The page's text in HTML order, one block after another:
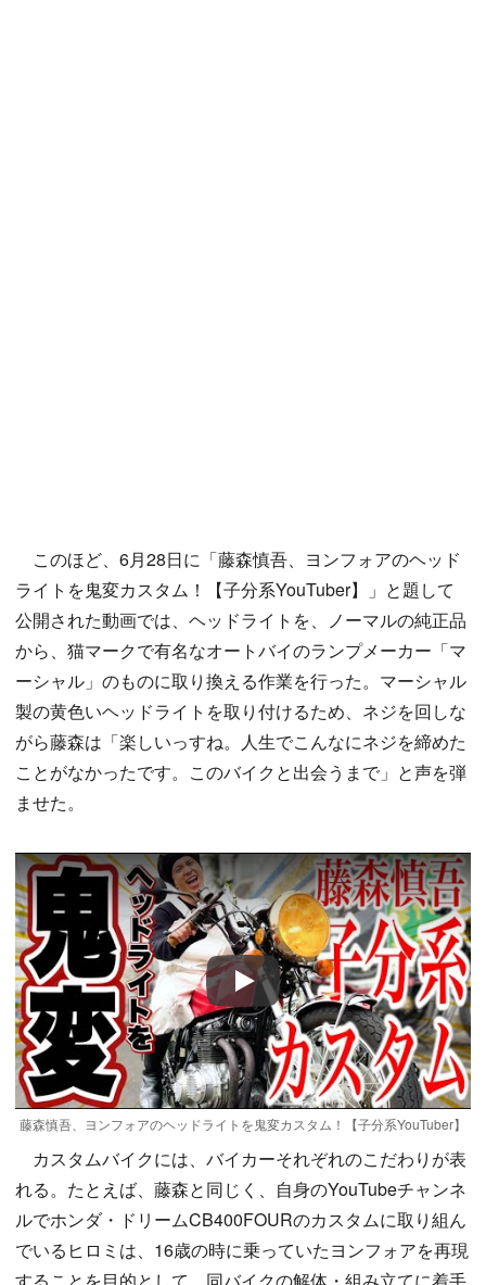
このほど、6月28日に「藤森慎吾、ヨンフォアのヘッド
ライトを鬼変カスタム！【子分系YouTuber】」と題して
公開された動画では、ヘッドライトを、ノーマルの純正品
から、猫マークで有名なオートバイのランプメーカー「マ
ーシャル」のものに取り換える作業を行った。マーシャル
製の黄色いヘッドライトを取り付けるため、ネジを回しな
がら藤森は「楽しいっすね。人生でこんなにネジを締めた
ことがなかったです。このバイクと出会うまで」と声を弾
ませた。
Play
藤森慎吾、ヨンフォアのヘッドライトを鬼変カスタム！【子分系YouTuber】
カスタムバイクには、バイカーそれぞれのこだわりが表
れる。たとえば、藤森と同じく、自身のYouTubeチャンネ
ルでホンダ・ドリームCB400FOURのカスタムに取り組ん
でいるヒロミは、16歳の時に乗っていたヨンフォアを再現